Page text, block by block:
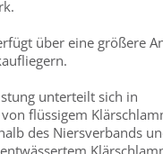
über eine größere
unterteilt sich in
flüssigem
des Niersverbands